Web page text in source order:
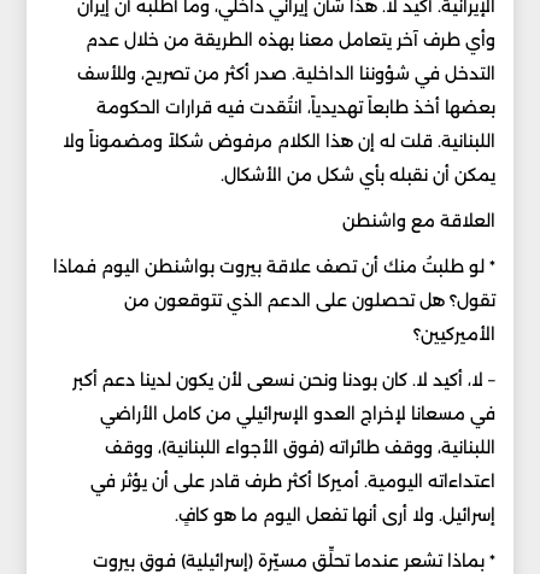
الإيرانية. أكيد لا. هذا شأن إيراني داخلي، وما أطلبه أن إيران
وأي طرف آخر يتعامل معنا بهذه الطريقة من خلال عدم
التدخل في شؤوننا الداخلية. صدر أكثر من تصريح، وللأسف
بعضها أخذ طابعاً تهديدياً، انتُقدت فيه قرارات الحكومة
اللبنانية. قلت له إن هذا الكلام مرفوض شكلاً ومضموناً ولا
يمكن أن نقبله بأي شكل من الأشكال.
العلاقة مع واشنطن
* لو طلبتُ منك أن تصف علاقة بيروت بواشنطن اليوم فماذا
تقول؟ هل تحصلون على الدعم الذي تتوقعون من
الأميركيين؟
– لا، أكيد لا. كان بودنا ونحن نسعى لأن يكون لدينا دعم أكبر
في مسعانا لإخراج العدو الإسرائيلي من كامل الأراضي
اللبنانية، ووقف طائراته (فوق الأجواء اللبنانية)، ووقف
اعتداءاته اليومية. أميركا أكثر طرف قادر على أن يؤثر في
إسرائيل. ولا أرى أنها تفعل اليوم ما هو كافٍ.
* بماذا تشعر عندما تحلِّق مسيّرة (إسرائيلية) فوق بيروت